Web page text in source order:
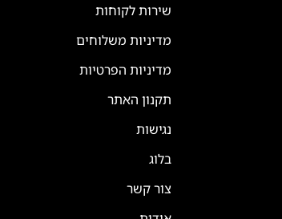
שירות לקוחות
מדיניות משלוחים
מדיניות הפרטיות
תקנון האתר
נגישות
בלוג
צור קשר